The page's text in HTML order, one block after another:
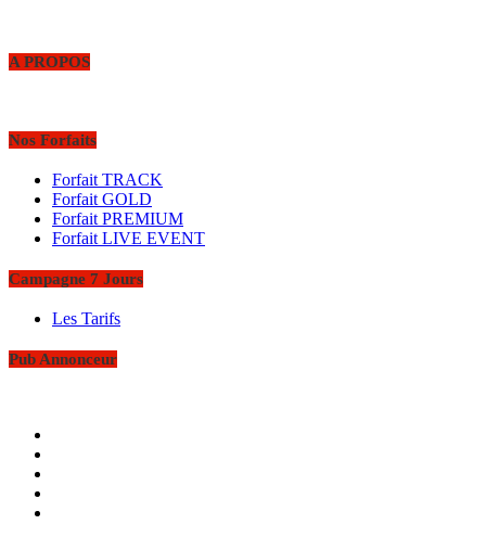
A PROPOS
Nos Forfaits
Forfait TRACK
Forfait GOLD
Forfait PREMIUM
Forfait LIVE EVENT
Campagne 7 Jours
Les Tarifs
Pub Annonceur